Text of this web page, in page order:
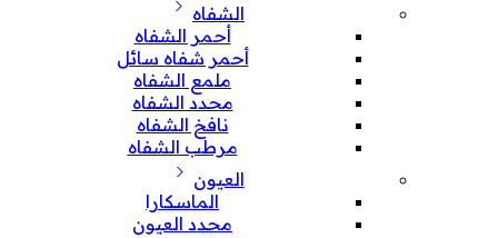
الشفاه
أحمر الشفاه
أحمر شفاه سائل
ملمع الشفاه
محدد الشفاه
نافخ الشفاه
مرطب الشفاه
العيون
الماسكارا
محدد العيون